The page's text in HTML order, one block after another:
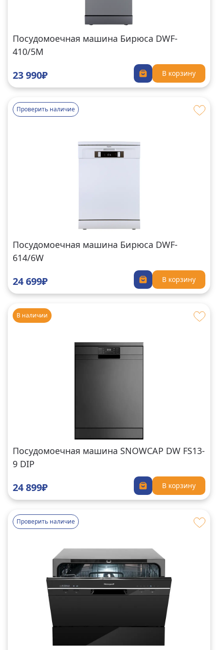
Посудомоечная машина Бирюса DWF-
410/5M
23 990₽ В корзину
Проверить наличие
Посудомоечная машина Бирюса DWF-
614/6W
24 699₽ В корзину
В наличии
Посудомоечная машина SNOWCAP DW FS13-
9 DIP
24 899₽ В корзину
Проверить наличие